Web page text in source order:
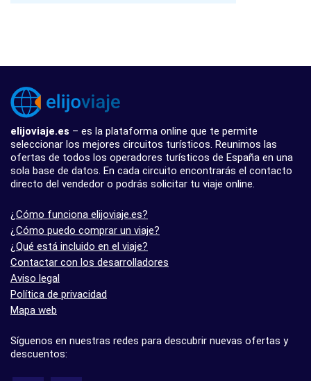
elijoviaje.es – es la plataforma online que te permite
seleccionar los mejores circuitos turísticos. Reunimos las
ofertas de todos los operadores turísticos de España en una
sola base de datos. En cada circuito encontrarás el contacto
directo del vendedor o podrás solicitar tu viaje online.
¿Cómo funciona elijoviaje.es?
¿Cómo puedo comprar un viaje?
¿Qué está incluido en el viaje?
Contactar con los desarrolladores
Aviso legal
Política de privacidad
Mapa web
Síguenos en nuestras redes para descubrir nuevas ofertas y
descuentos: